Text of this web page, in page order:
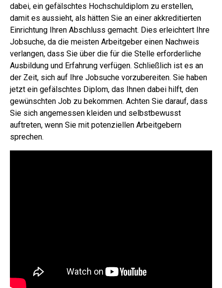
dabei, ein gefälschtes Hochschuldiplom zu erstellen,
damit es aussieht, als hätten Sie an einer akkreditierten
Einrichtung Ihren Abschluss gemacht. Dies erleichtert Ihre
Jobsuche, da die meisten Arbeitgeber einen Nachweis
verlangen, dass Sie über die für die Stelle erforderliche
Ausbildung und Erfahrung verfügen. Schließlich ist es an
der Zeit, sich auf Ihre Jobsuche vorzubereiten. Sie haben
jetzt ein gefälschtes Diplom, das Ihnen dabei hilft, den
gewünschten Job zu bekommen. Achten Sie darauf, dass
Sie sich angemessen kleiden und selbstbewusst
auftreten, wenn Sie mit potenziellen Arbeitgebern
sprechen.